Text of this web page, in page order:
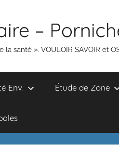
–
santé ». VOULOIR SAVOIR et
Env. Étude de Zone